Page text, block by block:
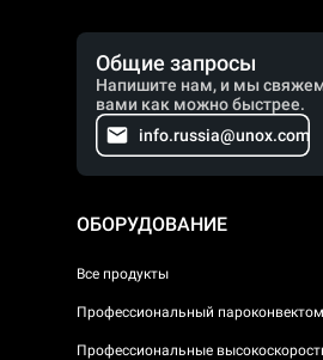
Общие запросы
Напишите нам, и мы
вами как можно быстрее.
info.russia@unox.com
ОБОРУДОВАНИЕ
Все продукты
Профессиональный
Профессиональные